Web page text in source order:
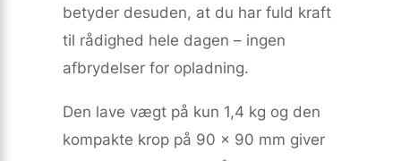
betyder desuden, at du har fuld kraft
til rådighed hele dagen – ingen
afbrydelser for opladning.
Den lave vægt på kun 1,4 kg og den
kompakte krop på 90 × 90 mm giver